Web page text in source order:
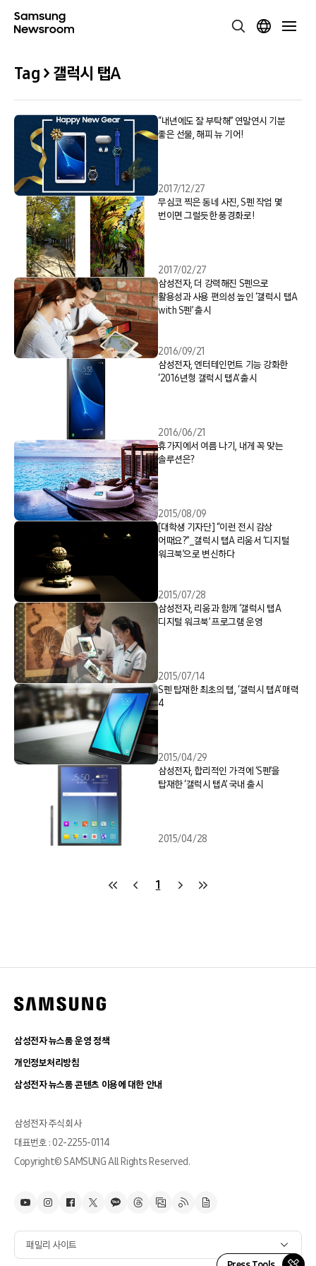
Tag > 갤럭시 탭A
“내년에도 잘 부탁해” 연말연시 기분
좋은 선물, 해피 뉴 기어!
2017/12/27
무심코 찍은 동네 사진, S펜 작업 몇
번이면 그럴듯한 풍경화로!
2017/02/27
삼성전자, 더 강력해진 S펜으로
활용성과 사용 편의성 높인 ‘갤럭시 탭A
with S펜’ 출시
2016/09/21
삼성전자, 엔터테인먼트 기능 강화한
‘2016년형 갤럭시 탭A’ 출시
2016/06/21
휴가지에서 여름 나기, 내게 꼭 맞는
솔루션은?
2015/08/09
[대학생 기자단] “이런 전시 감상
어때요?”_갤럭시 탭A 리움서 ‘디지털
워크북’으로 변신하다
2015/07/28
삼성전자, 리움과 함께 ‘갤럭시 탭A
디지털 워크북’ 프로그램 운영
2015/07/14
S펜 탑재한 최초의 탭, ‘갤럭시 탭A’ 매력
4
2015/04/29
삼성전자, 합리적인 가격에 ‘S펜’을
탑재한 ‘갤럭시 탭A’ 국내 출시
2015/04/28
1
삼성전자 뉴스룸 운영 정책
개인정보처리방침
삼성전자 뉴스룸 콘텐츠 이용에 대한 안내
삼성전자 주식회사
대표번호 : 02-2255-0114
Copyright© SAMSUNG All Rights Reserved.
패밀리 사이트